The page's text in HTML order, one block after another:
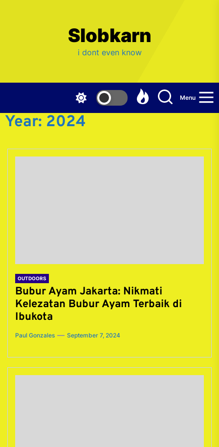
Slobkarn
i dont even know
Menu
Year: 2024
OUTDOORS
Bubur Ayam Jakarta: Nikmati
Kelezatan Bubur Ayam Terbaik di
Ibukota
Paul Gonzales September 7, 2024